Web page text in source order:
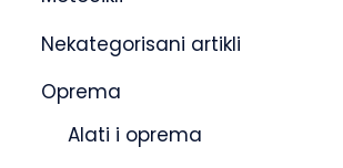
Nekategorisani artikli
Oprema
Alati i oprema